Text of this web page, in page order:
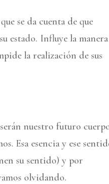
se da cuenta de que
estado. Influye la
la realización de sus
nuestro futuro
Esa esencia y ese
su sentido) y por
olvidando.